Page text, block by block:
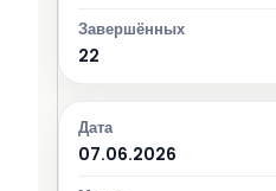
22
07.06.2026